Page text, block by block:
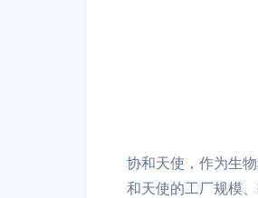
协和天使，作为生
和天使的工厂规模